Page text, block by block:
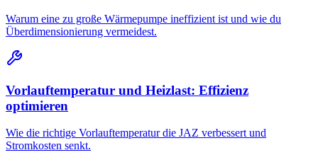
Warum eine zu große Wärmepumpe ineffizient ist und wie du
Überdimensionierung vermeidest.
Vorlauftemperatur und Heizlast: Effizienz
optimieren
Wie die richtige Vorlauftemperatur die JAZ verbessert und
Stromkosten senkt.